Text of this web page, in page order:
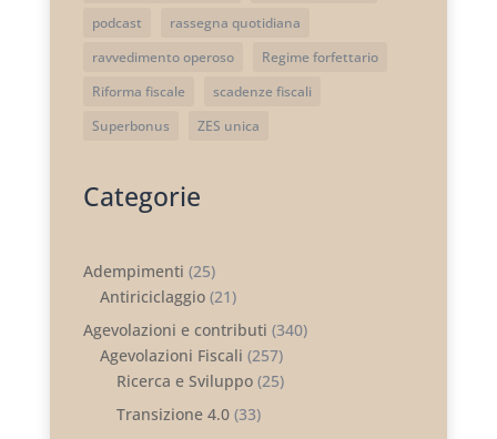
podcast
rassegna quotidiana
ravvedimento operoso
Regime forfettario
Riforma fiscale
scadenze fiscali
Superbonus
ZES unica
Categorie
Adempimenti (25)
Antiriciclaggio(21)
Agevolazioni e contributi (340)
Agevolazioni Fiscali (257)
Ricerca e Sviluppo(25)
Transizione 4.0(33)